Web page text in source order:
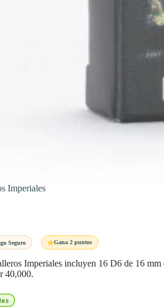
Imperiales
Seguro Gana 2 puntos
Imperiales incluyen 16 D6 de 16
40,000.